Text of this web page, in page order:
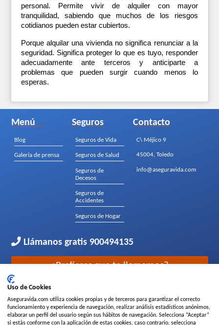
personal. Permite vivir de alquiler con mayor
tranquilidad, sabiendo que muchos de los riesgos
cotidianos pueden estar cubiertos.
Porque alquilar una vivienda no significa renunciar a la
seguridad. Significa proteger lo que es tuyo, responder
adecuadamente ante terceros y anticiparte a
problemas que pueden surgir cuando menos lo
esperas.
Menú
Blog
Galería de prensa
Seguros
Seguros de Vida
Seguros de Salud
Seguros de
Decesos
Seguros de
Accidentes
Seguros de Hogar
Contacto
C\ Méjico 9
45004, Toledo
info@aseguravida.com
Llámanos gratis 900494135
¿Prefieres que te llamemos?
Parte del grupo
Uso de Cookies
Aseguravida.com utiliza cookies propias y de terceros para garantizar el correcto
funcionamiento y experiencia de navegación, realizar análisis estadísticos anónimos,
elaborar un perfil del usuario según sus hábitos de navegación. Selecciona “Aceptar”
si estás conforme con la aplicación de estas cookies, caso contrario, selecciona